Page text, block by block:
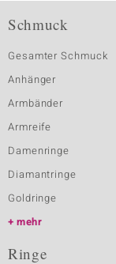
Schmuck
Gesamter Schmuck
Anhänger
Armbänder
Armreife
Damenringe
Diamantringe
Goldringe
mehr
Ringe